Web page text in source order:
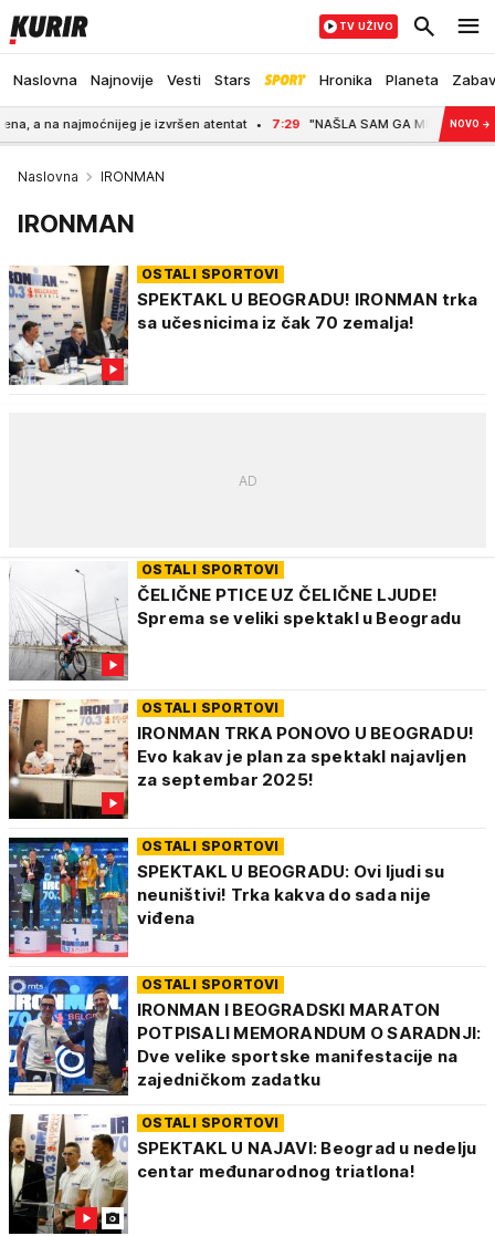
Naslovna Najnovije Vesti Stars Hronika Planeta
TV UŽIVO
na najmoćnijeg je izvršen atentat 7:29 "NAŠLA SAM GA MRTVOG UNOVO →
Naslovna IRONMAN
IRONMAN
OSTALI SPORTOVI
SPEKTAKL U BEOGRADU! IRONMAN trka
sa učesnicima iz čak 70 zemalja!
OSTALI SPORTOVI
ČELIČNE PTICE UZ ČELIČNE LJUDE!
Sprema se veliki spektakl u Beogradu
OSTALI SPORTOVI
IRONMAN TRKA PONOVO U BEOGRADU!
Evo kakav je plan za spektakl najavljen
za septembar 2025!
OSTALI SPORTOVI
SPEKTAKL U BEOGRADU: Ovi ljudi su
neuništivi! Trka kakva do sada nije
viđena
OSTALI SPORTOVI
IRONMAN I BEOGRADSKI MARATON
POTPISALI MEMORANDUM O SARADNJI:
Dve velike sportske manifestacije na
zajedničkom zadatku
OSTALI SPORTOVI
SPEKTAKL U NAJAVI: Beograd u nedelju
centar međunarodnog triatlona!